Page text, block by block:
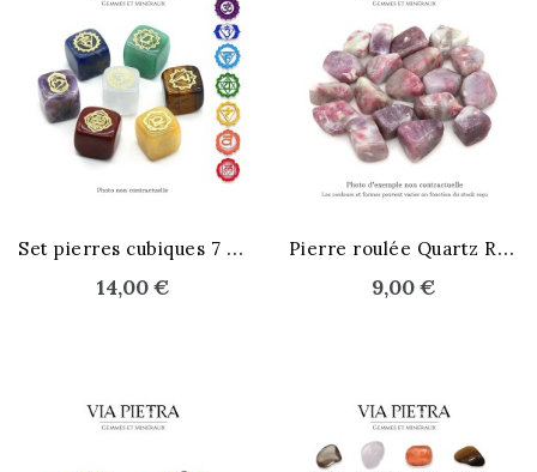
S
et pierres cubiques 7 Chakras
14,00 €
P
ierre roulée Quartz Rubellite
9,00 €